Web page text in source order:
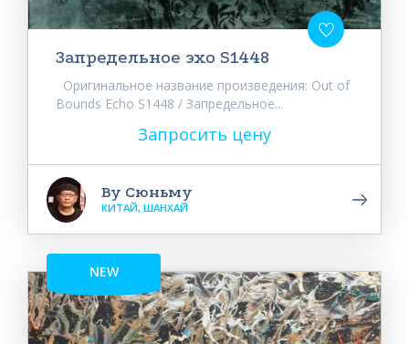
Запредельное эхо S1448
Оригинальное название произведения: Out of
Bounds Echo S1448 / Запредельное...
Запросить цену
Ву Сюньму
КИТАЙ, ШАНХАЙ
NEW